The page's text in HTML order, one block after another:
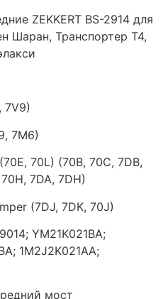
ZEKKERT BS-2914 для
Шаран, Транспортер Т4,
7V9)
7M6)
70L) (70B, 70C, 7DB,
7DA, 7DH)
(7DJ, 7DK, 70J)
YM21K021BA;
1M2J2K021AA;
мост